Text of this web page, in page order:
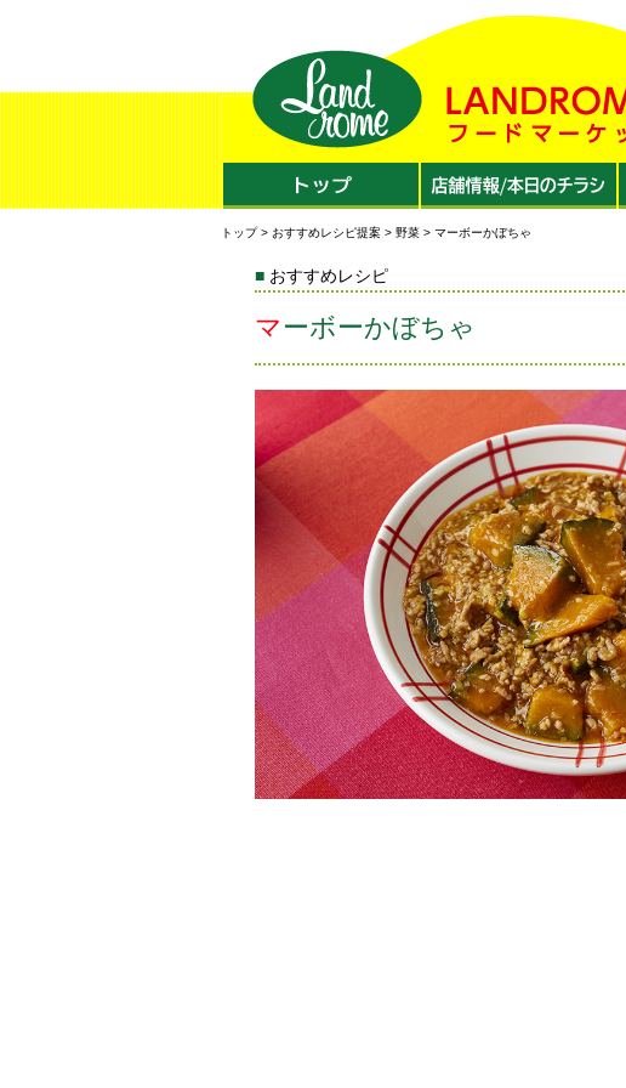
トップ> おすすめレシピ提案 > 野菜 > マーボーかぼちゃ
おすすめレシピ
マーボーかぼちゃ